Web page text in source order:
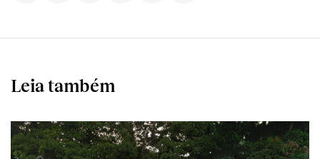
Leia também